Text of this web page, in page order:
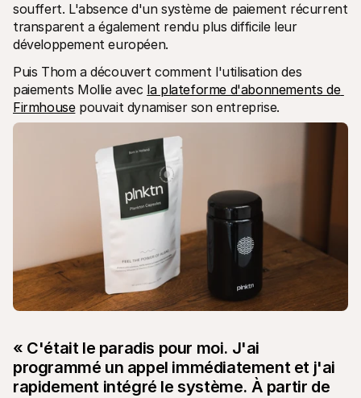
souffert. L'absence d'un système de paiement récurrent
transparent a également rendu plus difficile leur
développement européen.
Puis Thom a découvert comment l'utilisation des
paiements Mollie avec la plateforme d'abonnements de
Firmhouse pouvait dynamiser son entreprise.
« C'était le paradis pour moi. J'ai
programmé un appel immédiatement et j'ai
rapidement intégré le système. À partir de